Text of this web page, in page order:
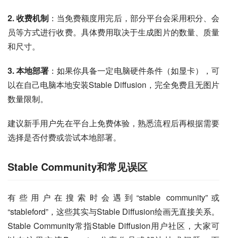
2. 收费机制 ：当免费额度用完后，部分平台会采用积分、会
员等方式进行收费。具体费用取决于生成图片的数量、质量
和尺寸。
3. 本地部署 ：如果你具备一定电脑硬件条件（如显卡），可
以在自己电脑本地安装Stable Diffusion，完全免费且无图片
数量限制。
建议新手用户先在平台上免费体验，熟悉流程后再根据需要
选择是否付费或尝试本地部署。
Stable Community和常见误区
有些用户在搜索时会遇到“stable community”或
“stableford”，这些其实与Stable Diffusion绘画无直接关系。
Stable Community常指Stable Diffusion用户社区，大家可